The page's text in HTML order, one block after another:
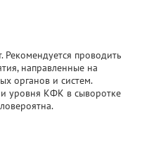
Рекомендуется проводить
направленные на
органов и систем.
уровня КФК в сыворотке